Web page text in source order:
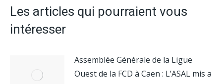
Les articles qui pourraient vous
intéresser
Assemblée Générale de la Ligue
Ouest de la FCD à Caen : L’ASAL mis a